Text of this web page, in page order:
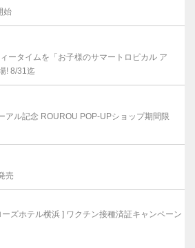
始
ータイムを「お子様のサマートロピカル ア
! 8/31迄
アル記念 ROUROU POP-UPショップ期間限
売
ズホテル横浜 ] ワクチン接種済証キャンペーン